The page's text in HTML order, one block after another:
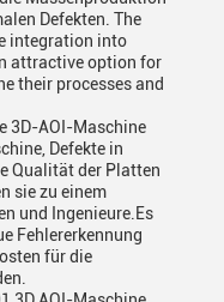
Defekten. The
integration into
attractive option for
their processes and
3D-AOI-Maschine
Defekte in
Qualität der Platten
sie zu einem
und Ingenieure.Es
Fehlererkennung
für die